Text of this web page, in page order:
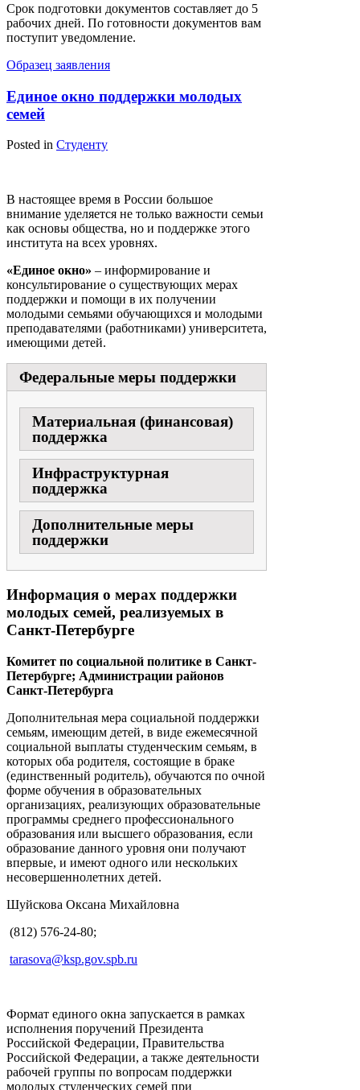
Срок подготовки документов составляет до 5
рабочих дней. По готовности документов вам
поступит уведомление.
Образец заявления
Единое окно поддержки молодых
семей
Posted in Студенту
В настоящее время в России большое
внимание уделяется не только важности семьи
как основы общества, но и поддержке этого
института на всех уровнях.
«Единое окно» – информирование и
консультирование о существующих мерах
поддержки и помощи в их получении
молодыми семьями обучающихся и молодыми
преподавателями (работниками) университета,
имеющими детей.
Федеральные меры поддержки
Материальная (финансовая)
поддержка
Инфраструктурная
поддержка
Дополнительные меры
поддержки
Информация о мерах поддержки
молодых семей, реализуемых в
Санкт-Петербурге
Комитет по социальной политике в Санкт-
Петербурге; Администрации районов
Санкт-Петербурга
Дополнительная мера социальной поддержки
семьям, имеющим детей, в виде ежемесячной
социальной выплаты студенческим семьям, в
которых оба родителя, состоящие в браке
(единственный родитель), обучаются по очной
форме обучения в образовательных
организациях, реализующих образовательные
программы среднего профессионального
образования или высшего образования, если
образование данного уровня они получают
впервые, и имеют одного или нескольких
несовершеннолетних детей.
Шуйскова Оксана Михайловна
(812) 576-24-80;
tarasova@ksp.gov.spb.ru
Формат единого окна запускается в рамках
исполнения поручений Президента
Российской Федерации, Правительства
Российской Федерации, а также деятельности
рабочей группы по вопросам поддержки
молодых студенческих семей при